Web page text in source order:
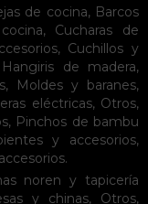
de cocina, Barcos
, Cucharas de
, Cuchillos y
Hangiris de madera,
, Moldes y baranes,
eléctricas, Otros,
, Pinchos de bambu
y accesorios,
.
noren y tapicería
y chinas, Otros,